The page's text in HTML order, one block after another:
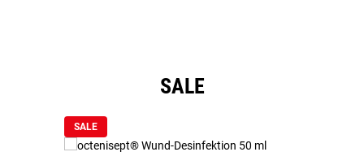
SALE
SALE